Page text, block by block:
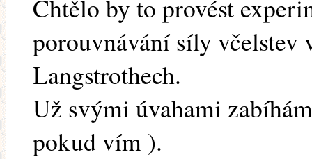
Chtělo by to provést
porouvnávání síly včelstev
Langstrothech.
Už svými úvahami
pokud vím ).